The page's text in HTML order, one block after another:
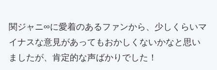
関ジャニ∞に愛着のあるファンから、少しくらいマ
イナスな意見があってもおかしくないかなと思い
ましたが、肯定的な声ばかりでした！